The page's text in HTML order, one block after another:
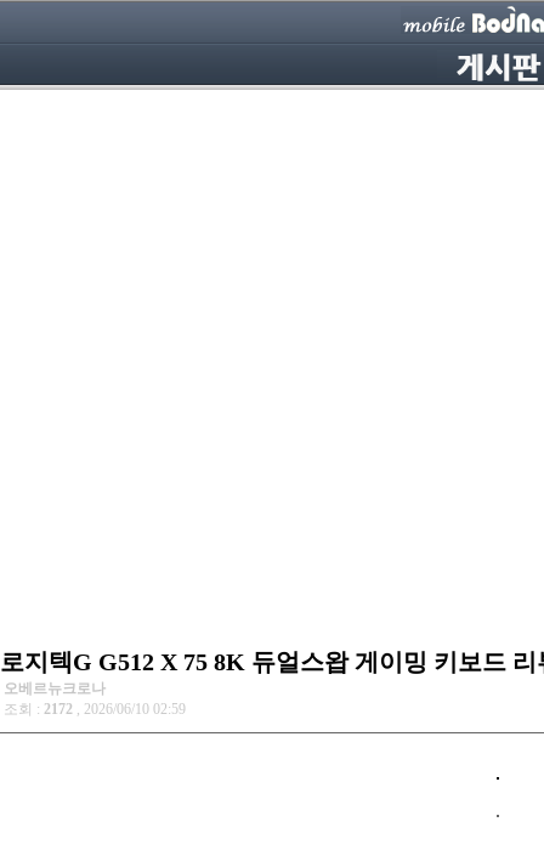
로지텍G G512 X 75 8K 듀얼스왑 게이밍 키보드 리
오베르뉴크로나
조회 : 2172 , 2026/06/10 02:59